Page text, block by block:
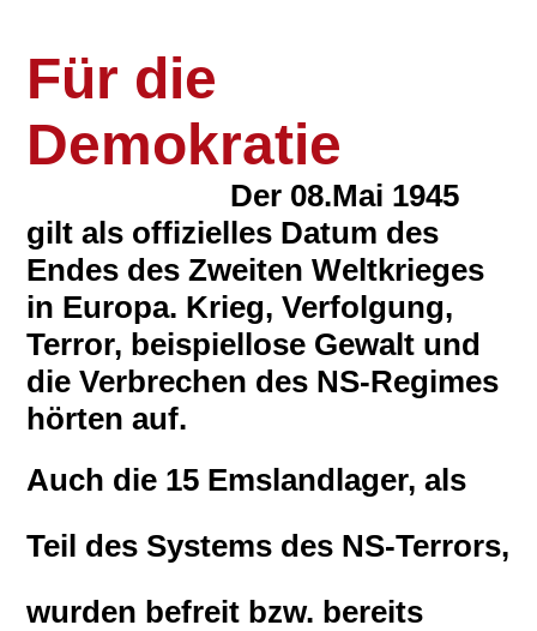
Für die
Demokratie
Der 08.Mai 1945
gilt als offizielles Datum des
Endes des Zweiten Weltkrieges
in Europa. Krieg, Verfolgung,
Terror, beispiellose Gewalt und
die Verbrechen des NS-Regimes
hörten auf.
Auch die 15 Emslandlager, als
Teil des Systems des NS-Terrors,
wurden befreit bzw. bereits